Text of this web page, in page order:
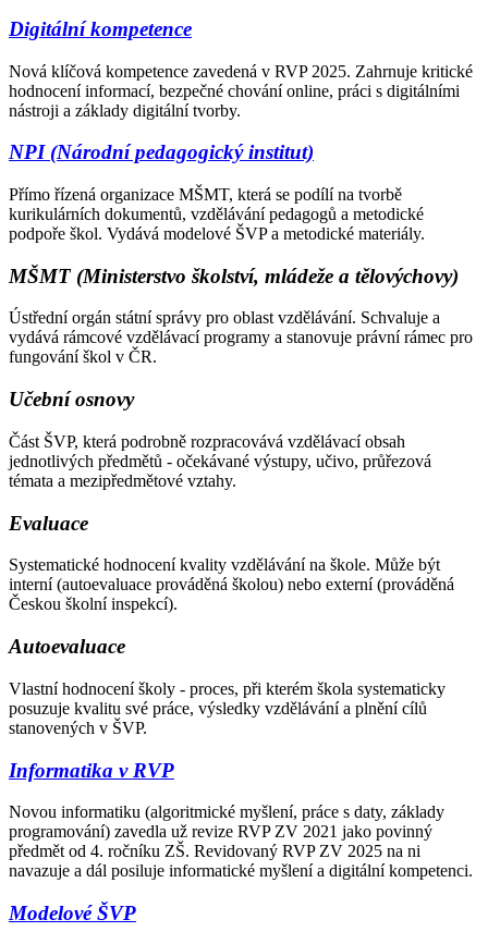
Digitální kompetence
Nová klíčová kompetence zavedená v RVP 2025. Zahrnuje kritické
hodnocení informací, bezpečné chování online, práci s digitálními
nástroji a základy digitální tvorby.
NPI (Národní pedagogický institut)
Přímo řízená organizace MŠMT, která se podílí na tvorbě
kurikulárních dokumentů, vzdělávání pedagogů a metodické
podpoře škol. Vydává modelové ŠVP a metodické materiály.
MŠMT (Ministerstvo školství, mládeže a tělovýchovy)
Ústřední orgán státní správy pro oblast vzdělávání. Schvaluje a
vydává rámcové vzdělávací programy a stanovuje právní rámec pro
fungování škol v ČR.
Učební osnovy
Část ŠVP, která podrobně rozpracovává vzdělávací obsah
jednotlivých předmětů - očekávané výstupy, učivo, průřezová
témata a mezipředmětové vztahy.
Evaluace
Systematické hodnocení kvality vzdělávání na škole. Může být
interní (autoevaluace prováděná školou) nebo externí (prováděná
Českou školní inspekcí).
Autoevaluace
Vlastní hodnocení školy - proces, při kterém škola systematicky
posuzuje kvalitu své práce, výsledky vzdělávání a plnění cílů
stanovených v ŠVP.
Informatika v RVP
Novou informatiku (algoritmické myšlení, práce s daty, základy
programování) zavedla už revize RVP ZV 2021 jako povinný
předmět od 4. ročníku ZŠ. Revidovaný RVP ZV 2025 na ni
navazuje a dál posiluje informatické myšlení a digitální kompetenci.
Modelové ŠVP